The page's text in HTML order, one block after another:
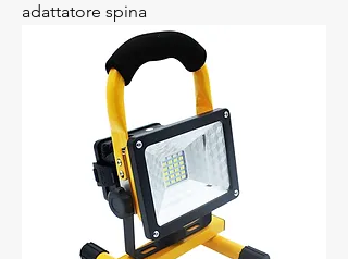
adattatore spina